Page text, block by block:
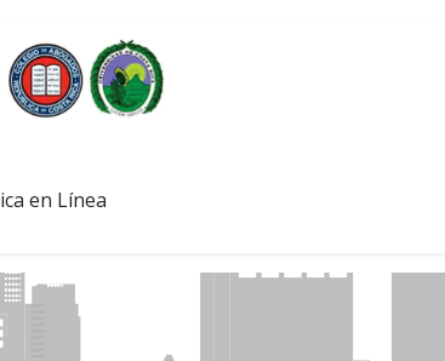
en Línea